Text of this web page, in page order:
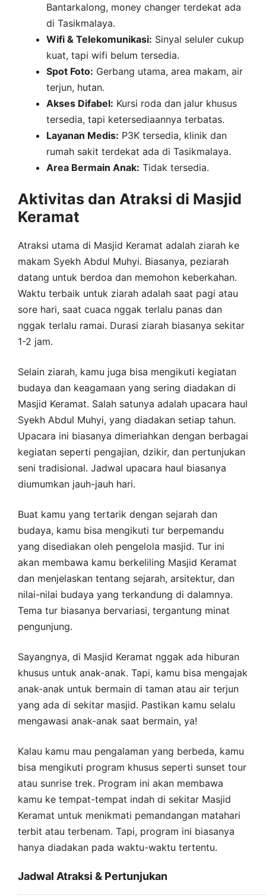
Bantarkalong, money changer terdekat ada
di Tasikmalaya.
Wifi & Telekomunikasi: Sinyal seluler cukup
kuat, tapi wifi belum tersedia.
Spot Foto: Gerbang utama, area makam, air
terjun, hutan.
Akses Difabel: Kursi roda dan jalur khusus
tersedia, tapi ketersediaannya terbatas.
Layanan Medis: P3K tersedia, klinik dan
rumah sakit terdekat ada di Tasikmalaya.
Area Bermain Anak: Tidak tersedia.
Aktivitas dan Atraksi di Masjid
Keramat
Atraksi utama di Masjid Keramat adalah ziarah ke
makam Syekh Abdul Muhyi. Biasanya, peziarah
datang untuk berdoa dan memohon keberkahan.
Waktu terbaik untuk ziarah adalah saat pagi atau
sore hari, saat cuaca nggak terlalu panas dan
nggak terlalu ramai. Durasi ziarah biasanya sekitar
1-2 jam.
Selain ziarah, kamu juga bisa mengikuti kegiatan
budaya dan keagamaan yang sering diadakan di
Masjid Keramat. Salah satunya adalah upacara haul
Syekh Abdul Muhyi, yang diadakan setiap tahun.
Upacara ini biasanya dimeriahkan dengan berbagai
kegiatan seperti pengajian, dzikir, dan pertunjukan
seni tradisional. Jadwal upacara haul biasanya
diumumkan jauh-jauh hari.
Buat kamu yang tertarik dengan sejarah dan
budaya, kamu bisa mengikuti tur berpemandu
yang disediakan oleh pengelola masjid. Tur ini
akan membawa kamu berkeliling Masjid Keramat
dan menjelaskan tentang sejarah, arsitektur, dan
nilai-nilai budaya yang terkandung di dalamnya.
Tema tur biasanya bervariasi, tergantung minat
pengunjung.
Sayangnya, di Masjid Keramat nggak ada hiburan
khusus untuk anak-anak. Tapi, kamu bisa mengajak
anak-anak untuk bermain di taman atau air terjun
yang ada di sekitar masjid. Pastikan kamu selalu
mengawasi anak-anak saat bermain, ya!
Kalau kamu mau pengalaman yang berbeda, kamu
bisa mengikuti program khusus seperti sunset tour
atau sunrise trek. Program ini akan membawa
kamu ke tempat-tempat indah di sekitar Masjid
Keramat untuk menikmati pemandangan matahari
terbit atau terbenam. Tapi, program ini biasanya
hanya diadakan pada waktu-waktu tertentu.
Jadwal Atraksi & Pertunjukan